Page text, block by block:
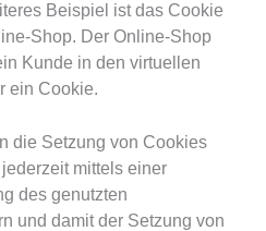
Beispiel ist das Cookie
Shop. Der Online-Shop
Kunde in den virtuellen
ein Cookie.
die Setzung von Cookies
mittels einer
des genutzten
und damit der Setzung von